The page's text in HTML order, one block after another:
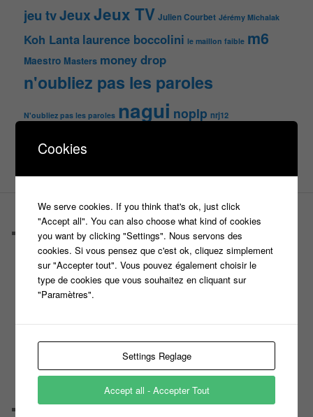
jeu tvJeuxJeux TV Julien Courbet Jérémy Michalak
Koh Lanta laurence boccolini le maillon faible m6
Maestro Masters money drop
n'oubliez pas les paroles
N'oubliez pas les paroles nagui noplp nrj12
Olivier Minne
PAGES
Castings
C’est quoi un casteur ?
C’est quoi un directeur de casting ?
Harry
Motus
C’est quoi un casting ?
Les 12 coups de midi
Les Z’Amours
Tout le monde veut prendre sa place
Cookies
We serve cookies. If you think that's ok, just click
"Accept all". You can also choose what kind of cookies
you want by clicking "Settings". Nous servons des
cookies. Si vous pensez que c'est ok, cliquez simplement
sur "Accepter tout". Vous pouvez également choisir le
type de cookies que vous souhaitez en cliquant sur
"Paramètres".
Settings Reglage
Accept all - Accepter Tout